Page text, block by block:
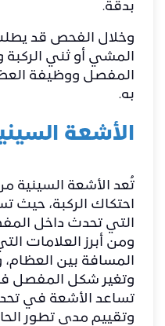
بدقة.
وخلال الفحص قد
المشي أو ثني الركبة
المفصل ووظيفة
به.
الأشعة
تُعد الأشعة
احتكاك الركبة، حيث
التي تحدث داخل
ومن أبرز العلامات
المسافة بين
وتغير شكل المفصل
تساعد الأشعة في
وتقييم مدى تطور